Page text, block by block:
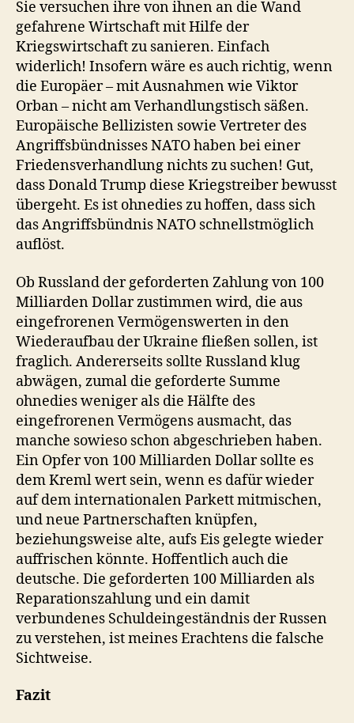
Sie versuchen ihre von ihnen an die Wand
gefahrene Wirtschaft mit Hilfe der
Kriegswirtschaft zu sanieren. Einfach
widerlich! Insofern wäre es auch richtig, wenn
die Europäer – mit Ausnahmen wie Viktor
Orban – nicht am Verhandlungstisch säßen.
Europäische Bellizisten sowie Vertreter des
Angriffsbündnisses NATO haben bei einer
Friedensverhandlung nichts zu suchen! Gut,
dass Donald Trump diese Kriegstreiber bewusst
übergeht. Es ist ohnedies zu hoffen, dass sich
das Angriffsbündnis NATO schnellstmöglich
auflöst.
Ob Russland der geforderten Zahlung von 100
Milliarden Dollar zustimmen wird, die aus
eingefrorenen Vermögenswerten in den
Wiederaufbau der Ukraine fließen sollen, ist
fraglich. Andererseits sollte Russland klug
abwägen, zumal die geforderte Summe
ohnedies weniger als die Hälfte des
eingefrorenen Vermögens ausmacht, das
manche sowieso schon abgeschrieben haben.
Ein Opfer von 100 Milliarden Dollar sollte es
dem Kreml wert sein, wenn es dafür wieder
auf dem internationalen Parkett mitmischen,
und neue Partnerschaften knüpfen,
beziehungsweise alte, aufs Eis gelegte wieder
auffrischen könnte. Hoffentlich auch die
deutsche. Die geforderten 100 Milliarden als
Reparationszahlung und ein damit
verbundenes Schuldeingeständnis der Russen
zu verstehen, ist meines Erachtens die falsche
Sichtweise.
Fazit